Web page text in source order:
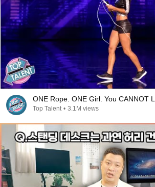
ONE Rope. ONE Girl. You CANNOT
Top Talent • 3.1M views